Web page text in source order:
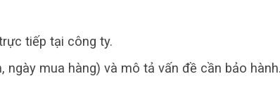
tiếp tại công ty.
mua hàng) và mô tả vấn đề cần bảo hành.